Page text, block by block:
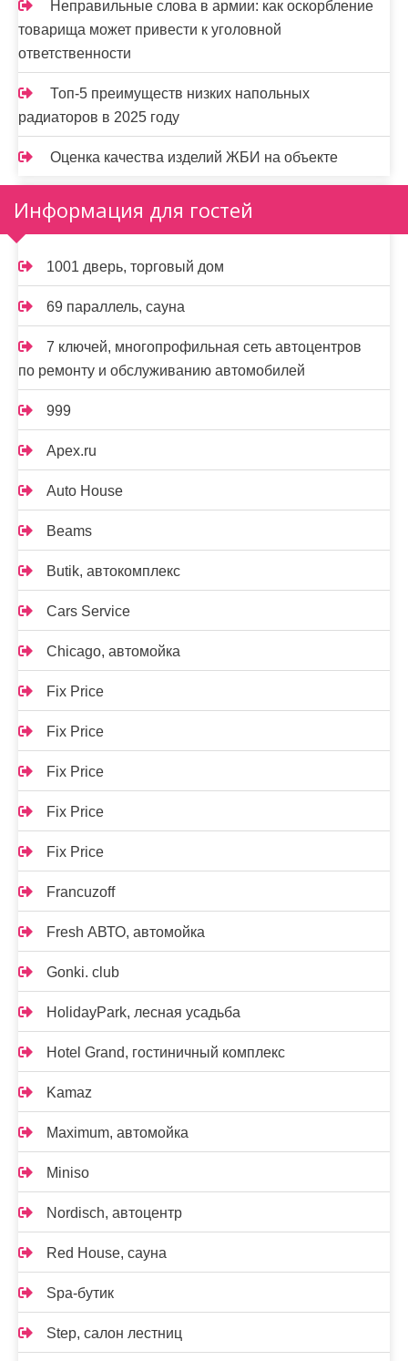
Неправильные слова в армии: как оскорбление
товарища может привести к уголовной
ответственности
Топ-5 преимуществ низких напольных
радиаторов в 2025 году
Оценка качества изделий ЖБИ на объекте
Информация для гостей
1001 дверь, торговый дом
69 параллель, сауна
7 ключей, многопрофильная сеть автоцентров
по ремонту и обслуживанию автомобилей
999
Apex.ru
Auto House
Beams
Butik, автокомплекс
Cars Service
Chicago, автомойка
Fix Price
Fix Price
Fix Price
Fix Price
Fix Price
Francuzoff
Fresh АВТО, автомойка
Gonki. club
HolidayPark, лесная усадьба
Hotel Grand, гостиничный комплекс
Kamaz
Maximum, автомойка
Miniso
Nordisch, автоцентр
Red House, сауна
Spa-бутик
Step, салон лестниц